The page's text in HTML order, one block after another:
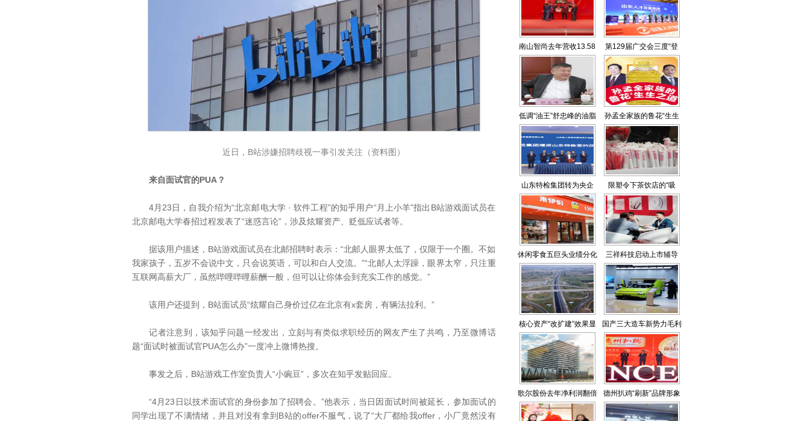
近日，B站涉嫌招聘歧视一事引发关注（资料图）
来自面试官的PUA？
4月23日，自我介绍为“北京邮电大学 · 软件工程”的知乎用户“月上小羊”指出B站游戏面试员在
北京邮电大学春招过程发表了“迷惑言论”，涉及炫耀资产、贬低应试者等。
据该用户描述，B站游戏面试员在北邮招聘时表示：“北邮人眼界太低了，仅限于一个圈。不如
我家孩子，五岁不会说中文，只会说英语，可以和白人交流。”“北邮人太浮躁，眼界太窄，只注重
互联网高薪大厂，虽然哔哩哔哩薪酬一般，但可以让你体会到充实工作的感觉。”
该用户还提到，B站面试员“炫耀自己身价过亿在北京有x套房，有辆法拉利。”
记者注意到，该知乎问题一经发出，立刻与有类似求职经历的网友产生了共鸣，乃至微博话
题“面试时被面试官PUA怎么办”一度冲上微博热搜。
事发之后，B站游戏工作室负责人“小豌豆”，多次在知乎发贴回应。
“4月23日以技术面试官的身份参加了招聘会。”他表示，当日因面试时间被延长，参加面试的
同学出现了不满情绪，并且对没有拿到B站的offer不服气，说了“大厂都给我offer，小厂竟然没有
出“雪地宣言”
南山智尚去年营收13.58
亿元
第129届广交会三度“登
云”开幕
低调“油王”舒忠峰的油脂
拓荒
孙孟全家族的鲁花“生生
之道”
山东特检集团转为央企 限塑令下茶饮店的“吸
管”难题
休闲零食五巨头业绩分化
明显
三祥科技启动上市辅导
核心资产“改扩建”效果显
现 山东高速再迎发展机遇
期
国产三大造车新势力毛利
转正
歌尔股份去年净利润翻倍 德州扒鸡“刷新”品牌形象